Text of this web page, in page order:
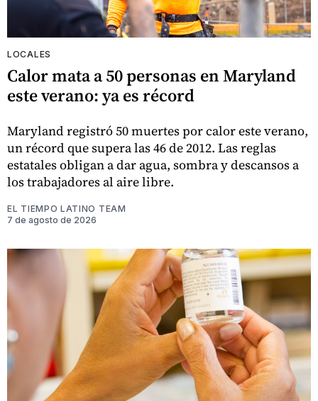
LOCALES
Calor mata a 50 personas en Maryland
este verano: ya es récord
Maryland registró 50 muertes por calor este verano,
un récord que supera las 46 de 2012. Las reglas
estatales obligan a dar agua, sombra y descansos a
los trabajadores al aire libre.
EL TIEMPO LATINO TEAM
7 de agosto de 2026